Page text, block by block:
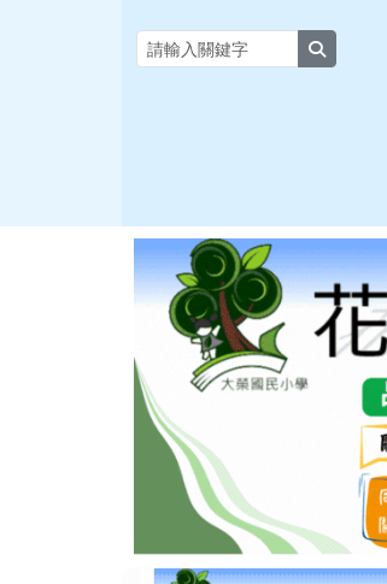
花蓮縣大榮國小